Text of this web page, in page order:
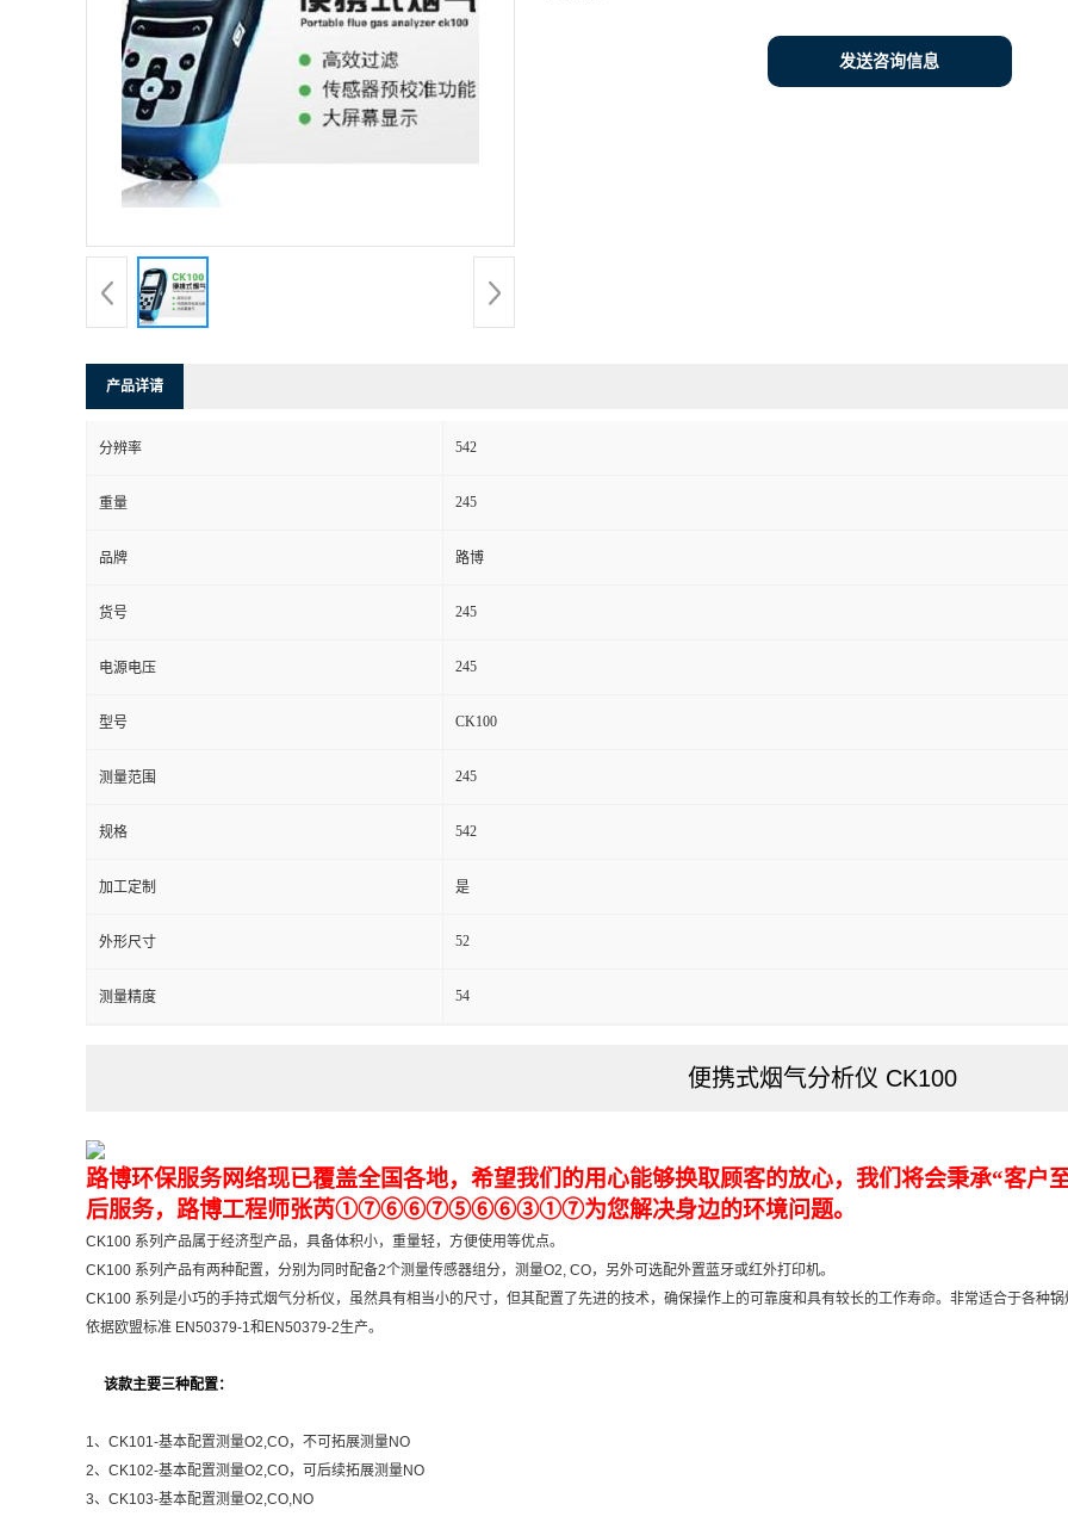
发送咨询信息
产品详请
分辨率 542
重量 245
品牌 路博
货号 245
电源电压 245
型号 CK100
测量范围 245
规格 542
加工定制 是
外形尺寸 52
测量精度 54
便携式烟气分析仪 CK100
路博环保服务网络现已覆盖全国各地，希望我们的用心能够换取顾客的放心，我们将会秉承“客户
后服务，路博工程师张芮①⑦⑥⑥⑦⑤⑥⑥③①⑦为您解决身边的环境问题。
CK100 系列产品属于经济型产品，具备体积小，重量轻，方便使用等优点。
CK100 系列产品有两种配置，分别为同时配备2个测量传感器组分，测量O2, CO，另外可选配外置蓝牙或红外打印机。
CK100 系列是小巧的手持式烟气分析仪，虽然具有相当小的尺寸，但其配置了先进的技术，确保操作上的可靠度和具有较长的工作寿命。非常适合于各种锅
依据欧盟标准 EN50379-1和EN50379-2生产。
该款主要三种配置：
1、CK101-基本配置测量O2,CO，不可拓展测量NO
2、CK102-基本配置测量O2,CO，可后续拓展测量NO
3、CK103-基本配置测量O2,CO,NO